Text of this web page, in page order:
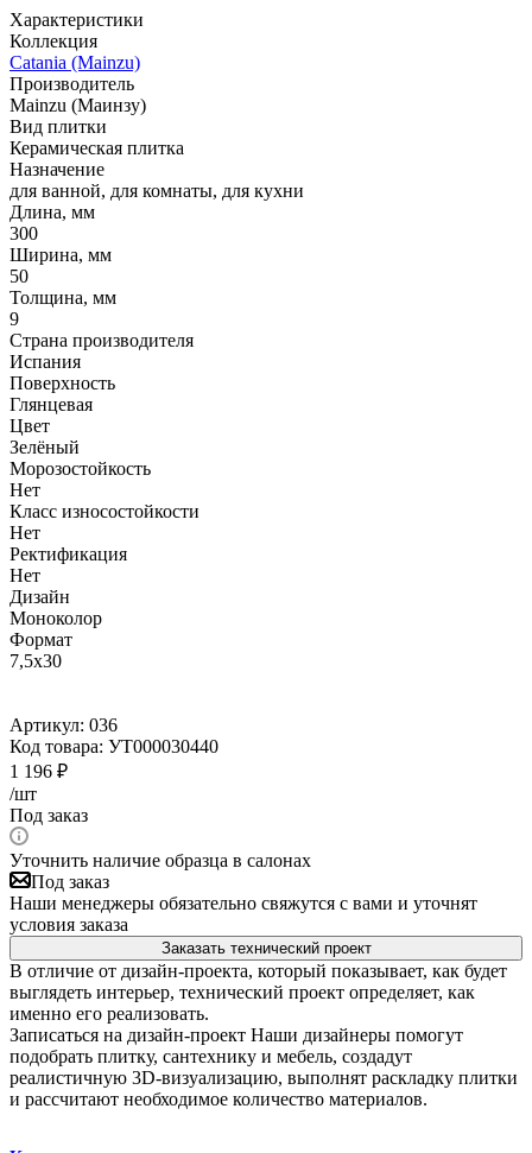
Характеристики
Коллекция
Catania (Mainzu)
Производитель
Mainzu (Маинзу)
Вид плитки
Керамическая плитка
Назначение
для ванной, для комнаты, для кухни
Длина, мм
300
Ширина, мм
50
Толщина, мм
9
Страна производителя
Испания
Поверхность
Глянцевая
Цвет
Зелёный
Морозостойкость
Нет
Класс износостойкости
Нет
Ректификация
Нет
Дизайн
Моноколор
Формат
7,5x30
Артикул: 036
Код товара: УТ000030440
1 196 ₽
/шт
Под заказ
Уточнить наличие образца в салонах
Под заказ
Наши менеджеры обязательно свяжутся с вами и уточнят
условия заказа
Заказать технический проект
В отличие от дизайн-проекта, который показывает, как будет
выглядеть интерьер, технический проект определяет, как
именно его реализовать.
Записаться на дизайн-проект Наши дизайнеры помогут
подобрать плитку, сантехнику и мебель, создадут
реалистичную 3D-визуализацию, выполнят раскладку плитки
и рассчитают необходимое количество материалов.